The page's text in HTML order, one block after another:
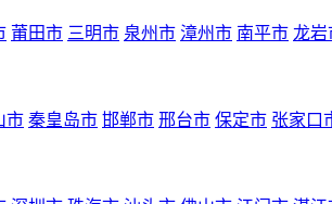
莆田市 三明市 泉州市 漳州市 南平市 龙岩
市 秦皇岛市 邯郸市 邢台市 保定市 张家口